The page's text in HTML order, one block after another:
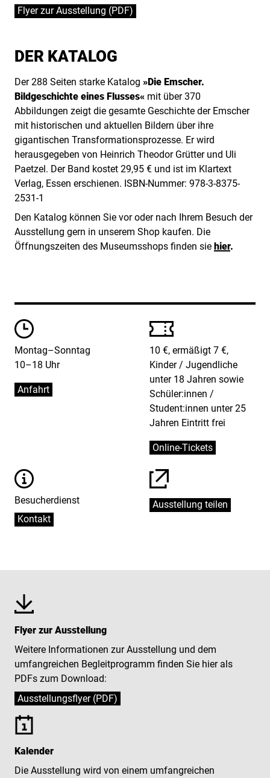
Flyer zur Ausstellung (PDF)
DER KATALOG
Der 288 Seiten starke Katalog »Die Emscher.
Bildgeschichte eines Flusses« mit über 370
Abbildungen zeigt die gesamte Geschichte der Emscher
mit historischen und aktuellen Bildern über ihre
gigantischen Transformationsprozesse. Er wird
herausgegeben von Heinrich Theodor Grütter und Uli
Paetzel. Der Band kostet 29,95 € und ist im Klartext
Verlag, Essen erschienen. ISBN-Nummer: 978-3-8375-
2531-1
Den Katalog können Sie vor oder nach Ihrem Besuch der
Ausstellung gern in unserem Shop kaufen. Die
Öffnungszeiten des Museumsshops finden sie hier.
Öffungszeiten
Montag–Sonntag
10–18 Uhr
Anfahrt
Preise
10 €, ermäßigt 7 €,
Kinder / Jugendliche
unter 18 Jahren sowie
Schüler:innen /
Student:innen unter 25
Jahren Eintritt frei
Online-Tickets
Informationen
Besucherdienst
Kontakt
Ausstellung teilen
Flyer zur Ausstellung
Weitere Informationen zur Ausstellung und dem
umfangreichen Begleitprogramm finden Sie hier als
PDFs zum Download:
Ausstellungsflyer (PDF)
Kalender
Die Ausstellung wird von einem umfangreichen